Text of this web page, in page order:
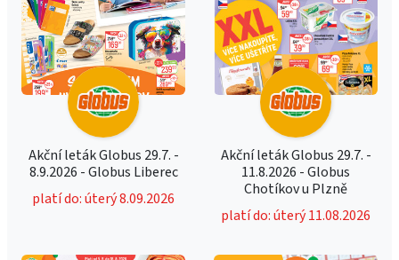
Akční leták Globus 29.7. -
8.9.2026 - Globus Liberec
platí do: úterý 8.09.2026
Akční leták Globus 29.7. -
11.8.2026 - Globus
Chotíkov u Plzně
platí do: úterý 11.08.2026